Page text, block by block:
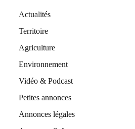
Actualités
Territoire
Agriculture
Environnement
Vidéo & Podcast
Petites annonces
Annonces légales